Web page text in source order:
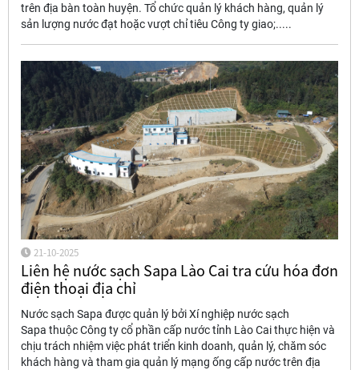
trên địa bàn toàn huyện. Tổ chức quản lý khách hàng, quản lý
sản lượng nước đạt hoặc vượt chỉ tiêu Công ty giao;.....
21-10-2025
Liên hệ nước sạch Sapa Lào Cai tra cứu hóa đơn
điện thoại địa chỉ
Nước sạch Sapa được quản lý bởi Xí nghiệp nước sạch
Sapa thuộc Công ty cổ phần cấp nước tỉnh Lào Cai thực hiện và
chịu trách nhiệm việc phát triển kinh doanh, quản lý, chăm sóc
khách hàng và tham gia quản lý mạng ống cấp nước trên địa